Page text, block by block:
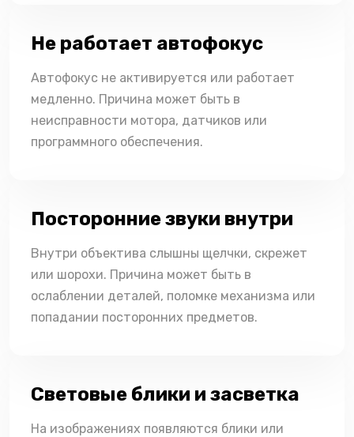
Не работает автофокус
Автофокус не активируется или работает
медленно. Причина может быть в
неисправности мотора, датчиков или
программного обеспечения.
Посторонние звуки внутри
Внутри объектива слышны щелчки, скрежет
или шорохи. Причина может быть в
ослаблении деталей, поломке механизма или
попадании посторонних предметов.
Световые блики и засветка
На изображениях появляются блики или